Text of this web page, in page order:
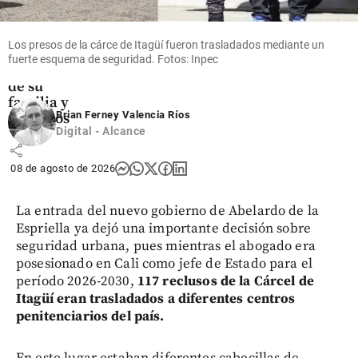
despidió a
su padre
Jorge, en
Argentina,
acompañado
de su
familia y
fanáticos
share
Los presos de la cárce de Itagüí fueron trasladados mediante un
fuerte esquema de seguridad. Fotos: Inpec
Brian Ferney Valencia Ríos
Digital - Alcance
08 de agosto de 2026
La entrada del nuevo gobierno de Abelardo de la
Espriella ya dejó una importante decisión sobre
seguridad urbana, pues mientras el abogado era
posesionado en Cali como jefe de Estado para el
período 2026-2030, 117 reclusos de la Cárcel de
Itagüí eran trasladados a diferentes centros
penitenciarios del país.